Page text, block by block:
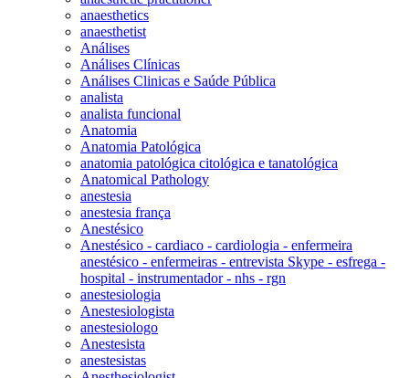
anaesthetics
anaesthetist
Análises
Análises Clínicas
Análises Clinicas e Saúde Pública
analista
analista funcional
Anatomia
Anatomia Patológica
anatomia patológica citológica e tanatológica
Anatomical Pathology
anestesia
anestesia frança
Anestésico
Anestésico - cardiaco - cardiologia - enfermeira
anestésico - enfermeiras - entrevista Skype - esfrega -
hospital - instrumentador - nhs - rgn
anestesiologia
Anestesiologista
anestesiologo
Anestesista
anestesistas